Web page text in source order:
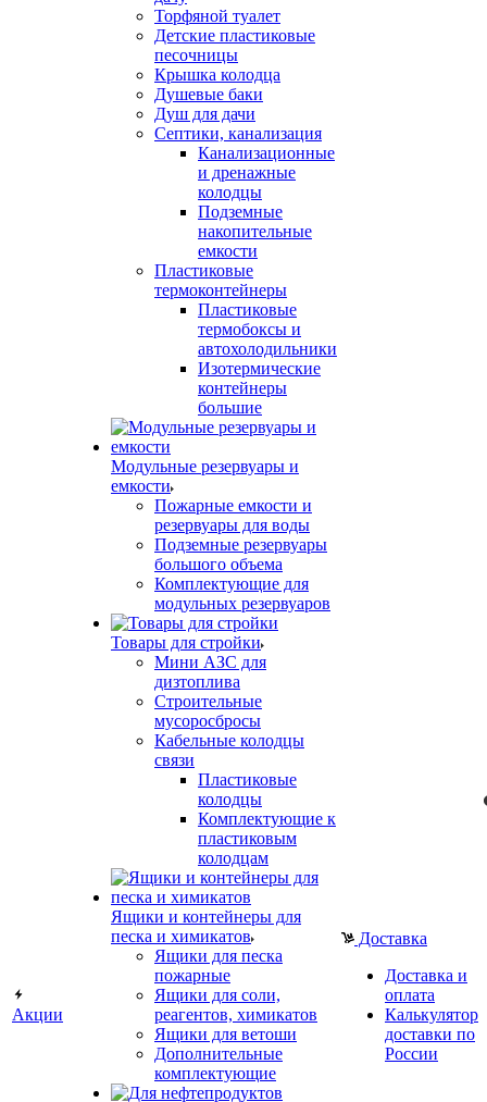
Акции
Торфяной туалет
Детские пластиковые
песочницы
Крышка колодца
Душевые баки
Душ для дачи
Септики, канализация
Канализационные
и дренажные
колодцы
Подземные
накопительные
емкости
Пластиковые
термоконтейнеры
Пластиковые
термобоксы и
автохолодильники
Изотермические
контейнеры
большие
Модульные резервуары и
емкости
Пожарные емкости и
резервуары для воды
Подземные резервуары
большого объема
Комплектующие для
модульных резервуаров
Товары для стройки
Мини АЗС для
дизтоплива
Строительные
мусоросбросы
Кабельные колодцы
связи
Пластиковые
колодцы
Комплектующие к
пластиковым
колодцам
Ящики и контейнеры для
песка и химикатов
Ящики для песка
пожарные
Ящики для соли,
реагентов, химикатов
Ящики для ветоши
Дополнительные
комплектующие
Доставка
Доставка и
оплата
Калькулятор
доставки по
России